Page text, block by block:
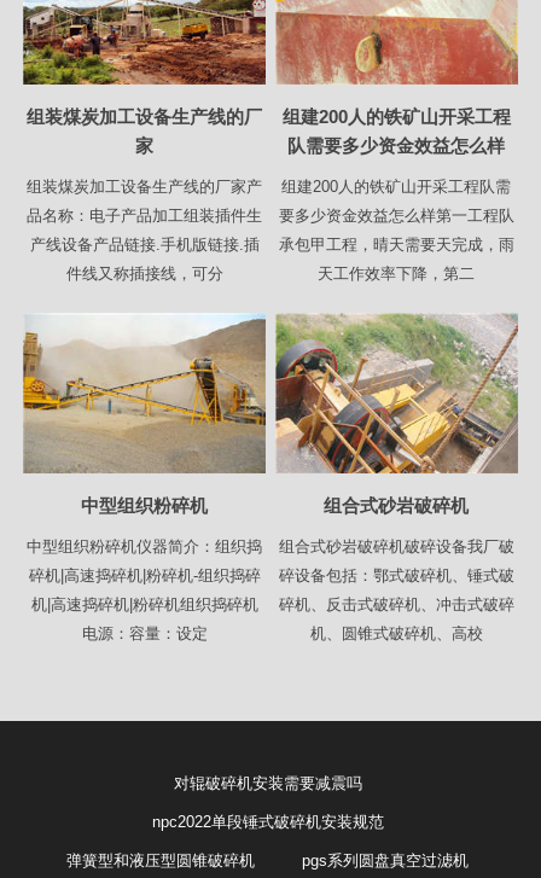
组装煤炭加工设备生产线的厂
家
组装煤炭加工设备生产线的厂家产
品名称：电子产品加工组装插件生
产线设备产品链接.手机版链接.插
件线又称插接线，可分
组建200人的铁矿山开采工程
队需要多少资金效益怎么样
组建200人的铁矿山开采工程队需
要多少资金效益怎么样第一工程队
承包甲工程，晴天需要天完成，雨
天工作效率下降，第二
中型组织粉碎机
中型组织粉碎机仪器简介：组织捣
碎机|高速捣碎机|粉碎机-组织捣碎
机|高速捣碎机|粉碎机组织捣碎机
电源：容量：设定
组合式砂岩破碎机
组合式砂岩破碎机破碎设备我厂破
碎设备包括：鄂式破碎机、锤式破
碎机、反击式破碎机、冲击式破碎
机、圆锥式破碎机、高校
对辊破碎机安装需要减震吗
npc2022单段锤式破碎机安装规范
弹簧型和液压型圆锥破碎机 pgs系列圆盘真空过滤机